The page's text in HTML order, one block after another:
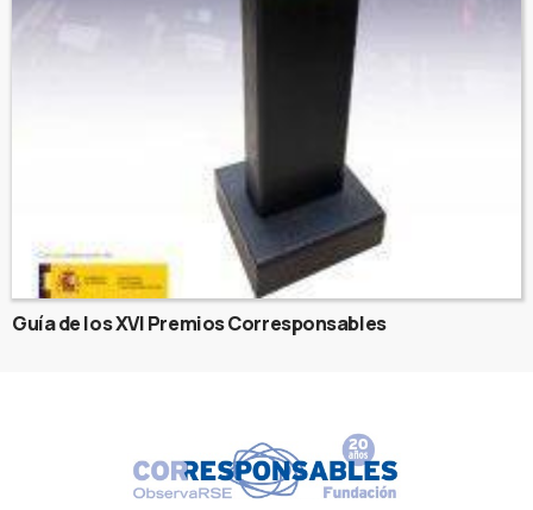
Guía de los XVI Premios Corresponsables